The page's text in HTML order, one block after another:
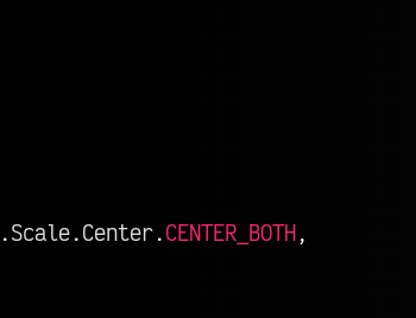
.Scale.Center.CENTER_BOTH,